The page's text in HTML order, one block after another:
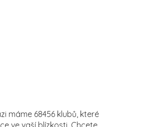
máme 68456 klubů, které
ve vaší blízkosti. Chcete